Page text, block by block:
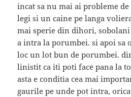
incat sa nu mai ai probleme de
legi si un caine pe langa
mai sperie din dihori, sobolani
a intra la porumbei. si apoi sa
loc un lot bun de porumbei.
linistit ca iti poti face pana la
asta e conditia cea mai
gaurile pe unde pot intra,